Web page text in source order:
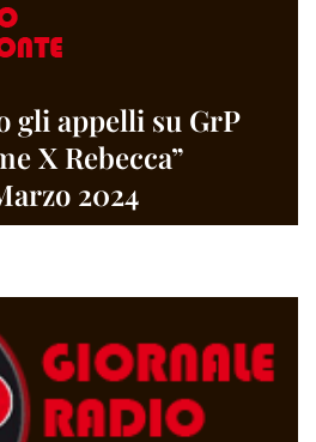
gli appelli su GrP
X Rebecca”
2024